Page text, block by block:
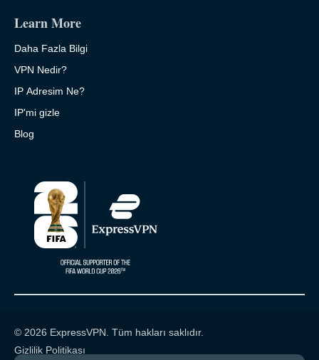
Learn More
Daha Fazla Bilgi
VPN Nedir?
IP Adresim Ne?
IP'mi gizle
Blog
© 2026 ExpressVPN. Tüm hakları saklıdır.
Gizlilik Politikası